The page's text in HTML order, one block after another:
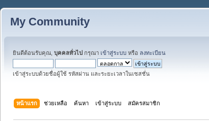
My Community
ยินดีต้อนรับคุณ, บุคคลทั่วไป กรุณา เข้าสู่ระบบ หรือ ลงทะเบียน
เข้าสู่ระบบด้วยชื่อผู้ใช้ รหัสผ่าน และระยะเวลาในเซสชั่น
หน้าแรก ช่วยเหลือ ค้นหา เข้าสู่ระบบ สมัครสมาชิก